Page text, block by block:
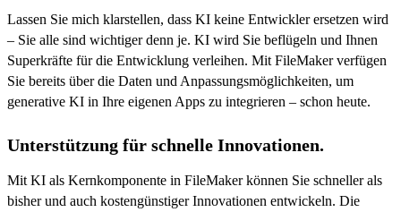
Lassen Sie mich klarstellen, dass KI keine Entwickler ersetzen wird
– Sie alle sind wichtiger denn je. KI wird Sie beflügeln und Ihnen
Superkräfte für die Entwicklung verleihen. Mit FileMaker verfügen
Sie bereits über die Daten und Anpassungsmöglichkeiten, um
generative KI in Ihre eigenen Apps zu integrieren – schon heute.
Unterstützung für schnelle Innovationen.
Mit KI als Kernkomponente in FileMaker können Sie schneller als
bisher und auch kostengünstiger Innovationen entwickeln. Die